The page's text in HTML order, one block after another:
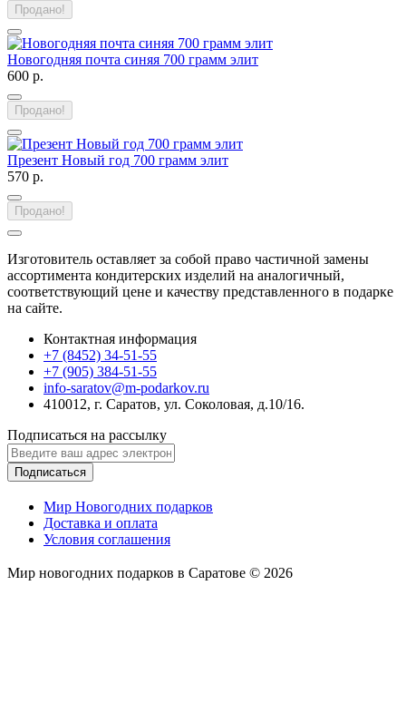
Продано!
Новогодняя почта синяя 700 грамм элит
600 р.
Продано!
Презент Новый год 700 грамм элит
570 р.
Продано!
Изготовитель оставляет за собой право частичной замены
ассортимента кондитерских изделий на аналогичный,
соответствующий цене и качеству представленного в подарке
на сайте.
Контактная информация
+7 (8452) 34-51-55
+7 (905) 384-51-55
info-saratov@m-podarkov.ru
410012, г. Саратов, ул. Соколовая, д.10/16.
Подписаться на рассылку
Подписаться
Мир Новогодних подарков
Доставка и оплата
Условия соглашения
Мир новогодних подарков в Саратове © 2026